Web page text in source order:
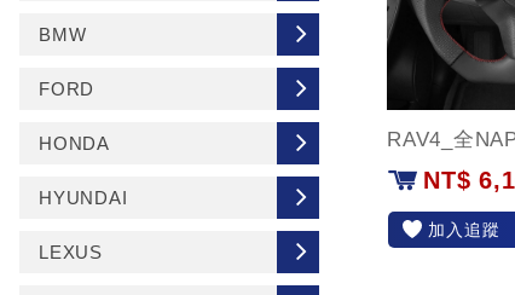
BMW
FORD
HONDA
HYUNDAI
LEXUS
RAV4_全
NT$
加入追蹤